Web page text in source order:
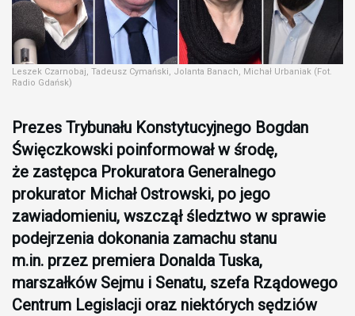
Leszek Czarnobaj, Tadeusz Cymański, Jolanta Banach, Michał Urbaniak (Fot.
Radio Gdańsk)
Prezes Trybunału Konstytucyjnego Bogdan
Święczkowski poinformował w środę,
że zastępca Prokuratora Generalnego
prokurator Michał Ostrowski, po jego
zawiadomieniu, wszczął śledztwo w sprawie
podejrzenia dokonania zamachu stanu
m.in. przez premiera Donalda Tuska,
marszałków Sejmu i Senatu, szefa Rządowego
Centrum Legislacji oraz niektórych sędziów